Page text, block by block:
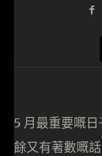
5 月最重要嘅
餘又有著數嘅